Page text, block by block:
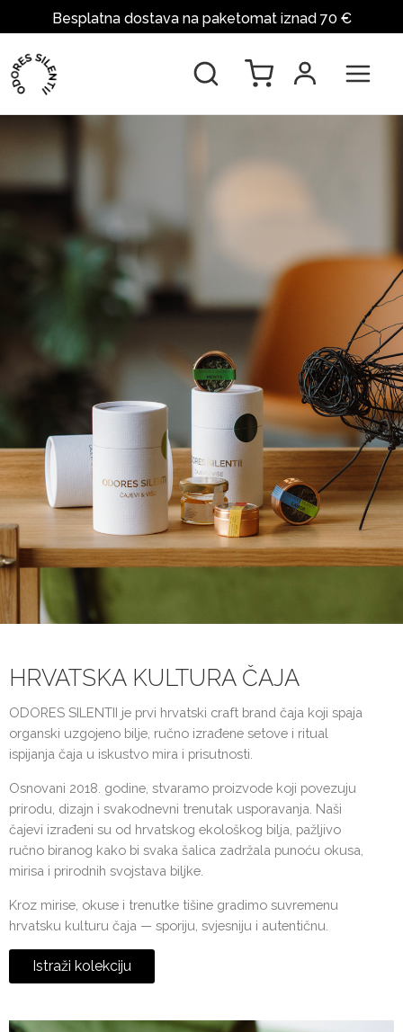
Besplatna dostava na paketomat iznad 70 €
HRVATSKA KULTURA ČAJA
ODORES SILENTII je prvi hrvatski craft brand čaja koji spaja
organski uzgojeno bilje, ručno izrađene setove i ritual
ispijanja čaja u iskustvo mira i prisutnosti.
Osnovani 2018. godine, stvaramo proizvode koji povezuju
prirodu, dizajn i svakodnevni trenutak usporavanja. Naši
čajevi izrađeni su od hrvatskog ekološkog bilja, pažljivo
ručno biranog kako bi svaka šalica zadržala punoću okusa,
mirisa i prirodnih svojstava biljke.
Kroz mirise, okuse i trenutke tišine gradimo suvremenu
hrvatsku kulturu čaja — sporiju, svjesniju i autentičnu.
Istraži kolekciju